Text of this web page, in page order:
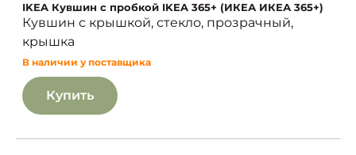
IKEA Кувшин с пробкой IKEA 365+ (ИКЕА ИКЕА 365+)
Кувшин с крышкой, стекло, прозрачный,
крышка
В наличии у поставщика
Купить